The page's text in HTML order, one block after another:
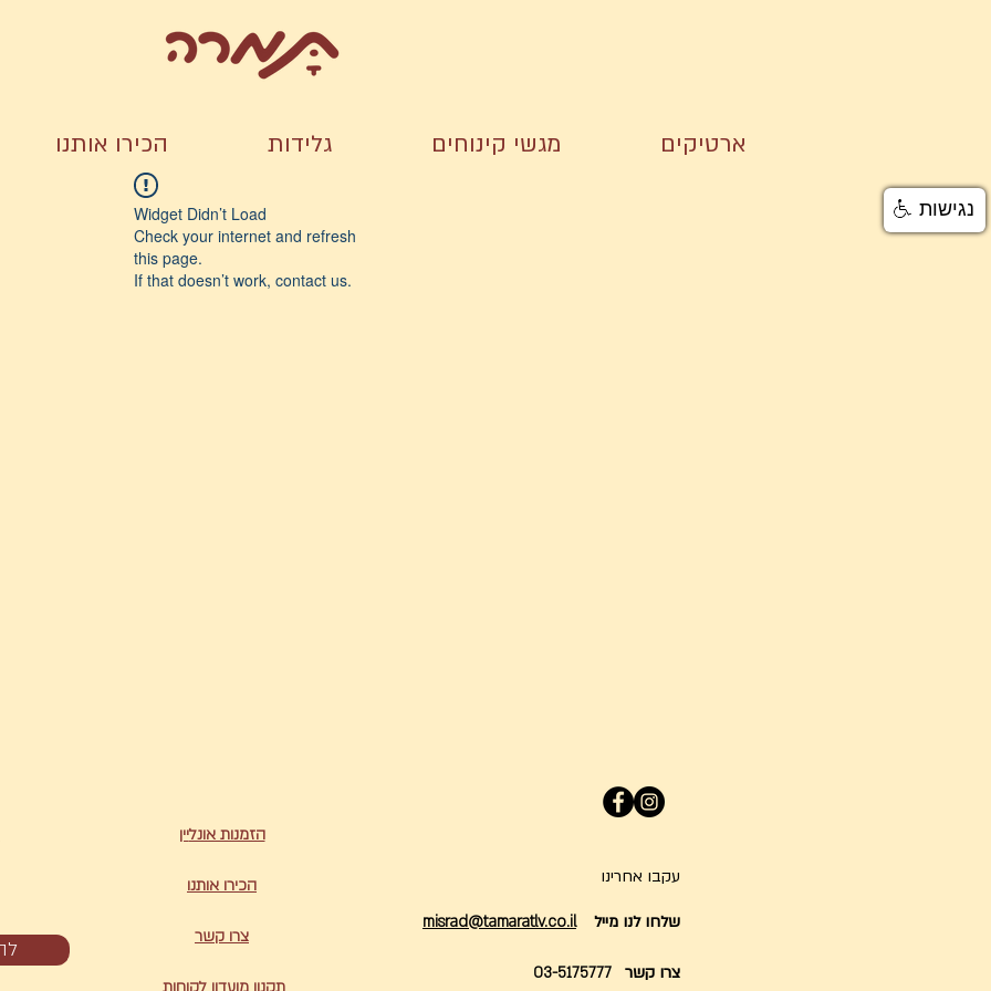
הכירו אותנו גלידות מגשי קינוחים ארטיקים
Widget Didn’t Load
Check your internet and refresh
this page.
If that doesn’t work, contact us.
עקבו אחרינו
misrad@tamaratlv.co.il שלחו לנו מייל
03-5175777 צרו קשר
הזמנות אונליין
הכירו אותנו
צרו קשר
נגישות